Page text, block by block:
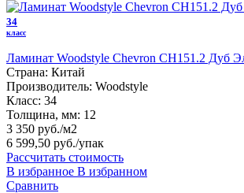
34
класс
Ламинат Woodstyle Chevron CH151.2 Дуб
Страна: Китай
Производитель: Woodstyle
Класс: 34
Толщина, мм: 12
3 350 руб./м2
6 599,50 руб./упак
Рассчитать стоимость
В избранное В избранном
Сравнить